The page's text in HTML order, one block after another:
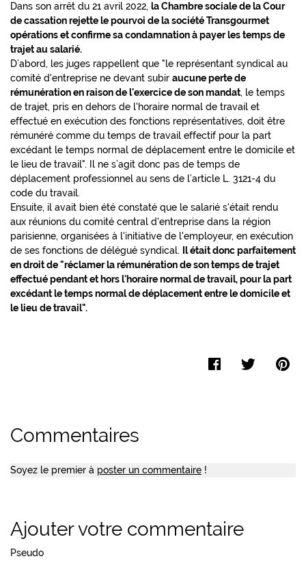
Dans son arrêt du 21 avril 2022, la Chambre sociale de la Cour
de cassation rejette le pourvoi de la société Transgourmet
opérations et confirme sa condamnation à payer les temps de
trajet au salarié.
D’abord, les juges rappellent que "le représentant syndical au
comité d'entreprise ne devant subir aucune perte de
rémunération en raison de l'exercice de son mandat, le temps
de trajet, pris en dehors de l'horaire normal de travail et
effectué en exécution des fonctions représentatives, doit être
rémunéré comme du temps de travail effectif pour la part
excédant le temps normal de déplacement entre le domicile et
le lieu de travail". Il ne s’agit donc pas de temps de
déplacement professionnel au sens de l’article L. 3121-4 du
code du travail.
Ensuite, il avait bien été constaté que le salarié s'était rendu
aux réunions du comité central d'entreprise dans la région
parisienne, organisées à l'initiative de l'employeur, en exécution
de ses fonctions de délégué syndical. Il était donc parfaitement
en droit de "réclamer la rémunération de son temps de trajet
effectué pendant et hors l'horaire normal de travail, pour la part
excédant le temps normal de déplacement entre le domicile et
le lieu de travail".
Facebook
Twitter
Commentaires
Soyez le premier à poster un commentaire !
Ajouter votre commentaire
Pseudo